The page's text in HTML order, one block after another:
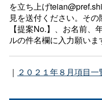
を立ち上げ
見を送付ください。そ
【提案No.】、お名前
ルの件名欄に入力願いま
｜ ２０２１年８月項目一